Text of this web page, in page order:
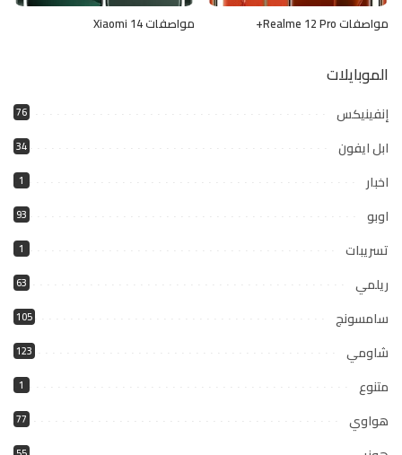
مواصفات Realme 12 Pro+ مواصفات Xiaomi 14
الموبايلات
إنفينيكس 76
ابل ايفون 34
اخبار 1
اوبو 93
تسريبات 1
ريلمي 63
سامسونج 105
شاومي 123
متنوع 1
هواوي 77